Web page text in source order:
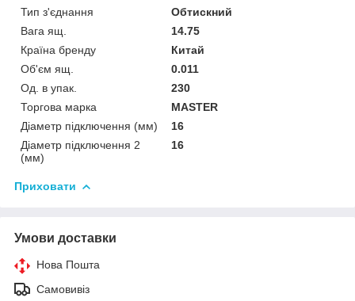
Тип з'єднання
Обтискний
Вага ящ.
14.75
Країна бренду
Китай
Об'єм ящ.
0.011
Од. в упак.
230
Торгова марка
MASTER
Діаметр підключення (мм)
16
Діаметр підключення 2
(мм)
16
Приховати
Умови доставки
Нова Пошта
Самовивіз